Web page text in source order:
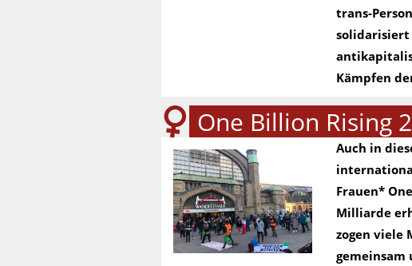
trans-
Kämpfen
One Billion Rising
Auch in
Frauen*
Milliarde
zogen viele
gemeinsam